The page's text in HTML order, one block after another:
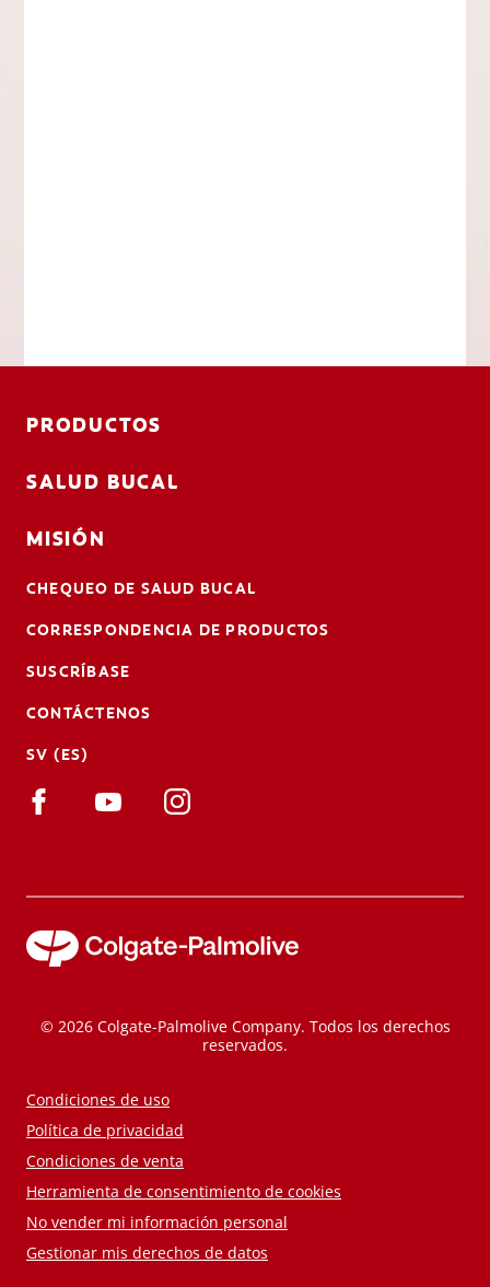
PRODUCTOS
SALUD BUCAL
MISIÓN
CHEQUEO DE SALUD BUCAL
CORRESPONDENCIA DE PRODUCTOS
SUSCRÍBASE
CONTÁCTENOS
SV (ES)
© 2026 Colgate-Palmolive Company. Todos los derechos
reservados.
Condiciones de uso
Política de privacidad
Condiciones de venta
Herramienta de consentimiento de cookies
No vender mi información personal
Gestionar mis derechos de datos